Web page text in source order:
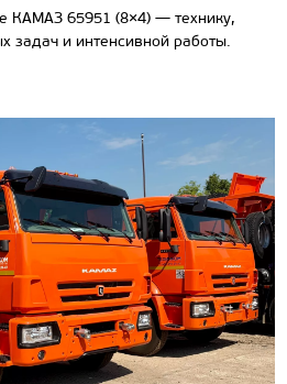
КАМАЗ 65951 (8×4) — технику,
задач и интенсивной работы.